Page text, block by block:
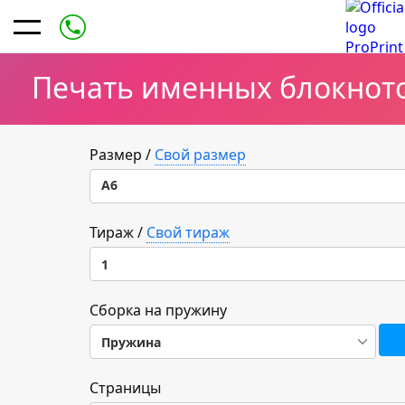
Печать именных
Размер / Свой размер
А6
А6
А4
Тираж/ Свой тираж
1
1
5
10
Сборка на пружину
Пружина
Пружина
Страницы